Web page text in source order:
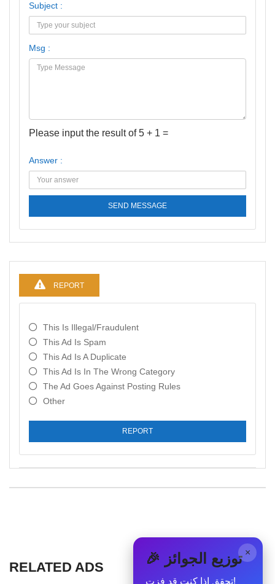
Subject :
Msg :
Please input the result of 5 + 1 =
Answer :
SEND MESSAGE
REPORT
This Is Illegal/fraudulent
This Ad Is Spam
This Ad Is A Duplicate
This Ad Is In The Wrong Category
The Ad Goes Against Posting Rules
Other
REPORT
RELATED ADS
× 🎉 توزيع الجوائز
تحقق إذا كنت قد فزت!